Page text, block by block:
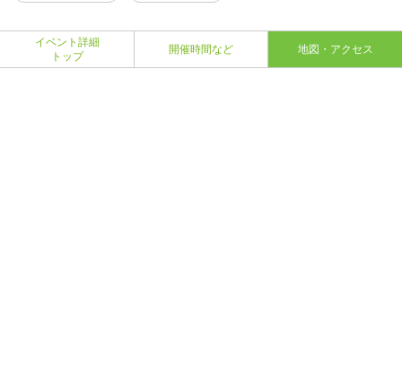
イベント詳細
トップ
開催時間など 地図・アクセス